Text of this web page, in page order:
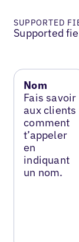
SUPPORTED
Supported
Nom
Fais savoir
aux clients
comment
t’appeler
en
indiquant
un nom.